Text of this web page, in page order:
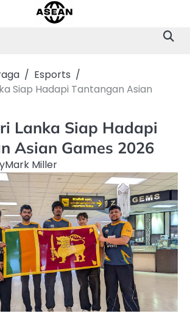
Esports
Siap Hadapi Tantangan Asian
Lanka Siap Hadapi
Asian Games 2026
Mark Miller